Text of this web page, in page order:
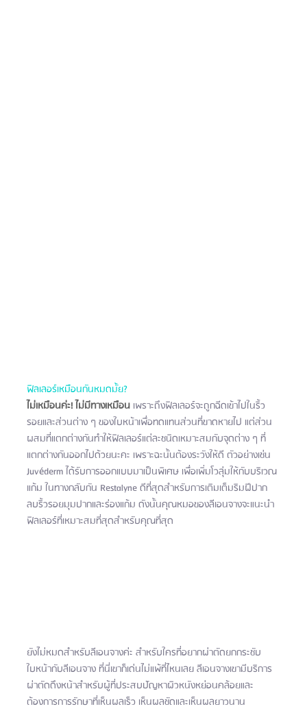
ฟิลเลอร์เหมือนกันหมดมั้ย?
ไม่เหมือนค่ะ! ไม่มีทางเหมือน เพราะถึงฟิลเลอร์จะถูกฉีดเข้าไปในริ้ว
รอยและส่วนต่าง ๆ ของใบหน้าเพื่อทดแทนส่วนที่ขาดหายไป แต่ส่วน
ผสมที่แตกต่างกันทำให้ฟิลเลอร์แต่ละชนิดเหมาะสมกับจุดต่าง ๆ ที่
แตกต่างกันออกไปด้วยนะคะ เพราะฉะนั้นต้องระวังให้ดี ตัวอย่างเช่น
Juvéderm ได้รับการออกแบบมาเป็นพิเศษ เพื่อเพิ่มโวลุ่มให้กับบริเวณ
แก้ม ในทางกลับกัน Restalyne ดีที่สุดสำหรับการเติมเต็มริมฝีปาก
ลบริ้วรอยมุมปากและร่องแก้ม ดังนั้นคุณหมอของลีเอนจางจะแนะนำ
ฟิลเลอร์ที่เหมาะสมที่สุดสำหรับคุณที่สุด
ยังไม่หมดสำหรับลีเอนจางค่ะ สำหรับใครที่อยากผ่าตัดยกกระชับ
ใบหน้ากับลีเอนจาง ที่นี่เขาก็เด่นไม่แพ้ที่ไหนเลย ลีเอนจางเขามีบริการ
ผ่าตัดดึงหน้าสำหรับผู้ที่ประสบปัญหาผิวหนังหย่อนคล้อยและ
ต้องการการรักษาที่เห็นผลเร็ว เห็นผลชัดและเห็นผลยาวนาน